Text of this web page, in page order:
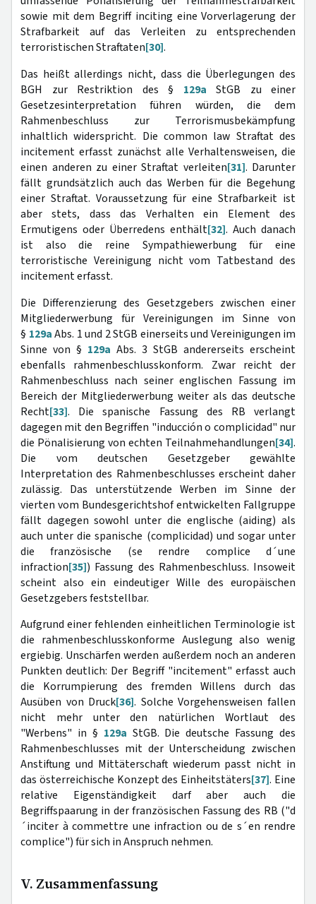
sowie mit dem Begriff inciting eine Vorverlagerung der
Strafbarkeit auf das Verleiten zu entsprechenden
terroristischen Straftaten[30].
Das heißt allerdings nicht, dass die Überlegungen des
BGH zur Restriktion des § 129a StGB zu einer
Gesetzesinterpretation führen würden, die dem
Rahmenbeschluss zur Terrorismusbekämpfung
inhaltlich widerspricht. Die common law Straftat des
incitement erfasst zunächst alle Verhaltensweisen, die
einen anderen zu einer Straftat verleiten[31]. Darunter
fällt grundsätzlich auch das Werben für die Begehung
einer Straftat. Voraussetzung für eine Strafbarkeit ist
aber stets, dass das Verhalten ein Element des
Ermutigens oder Überredens enthält[32]. Auch danach
ist also die reine Sympathiewerbung für eine
terroristische Vereinigung nicht vom Tatbestand des
incitement erfasst.
Die Differenzierung des Gesetzgebers zwischen einer
Mitgliederwerbung für Vereinigungen im Sinne von
§ 129aAbs. 1 und 2 StGB einerseits und Vereinigungen im
Sinne von § 129a Abs. 3 StGB andererseits erscheint
ebenfalls rahmenbeschlusskonform. Zwar reicht der
Rahmenbeschluss nach seiner englischen Fassung im
Bereich der Mitgliederwerbung weiter als das deutsche
Recht[33]. Die spanische Fassung des RB verlangt
dagegen mit den Begriffen "inducción o complicidad" nur
die Pönalisierung von echten Teilnahmehandlungen[34].
Die vom deutschen Gesetzgeber gewählte
Interpretation des Rahmenbeschlusses erscheint daher
zulässig. Das unterstützende Werben im Sinne der
vierten vom Bundesgerichtshof entwickelten Fallgruppe
fällt dagegen sowohl unter die englische (aiding) als
auch unter die spanische (complicidad) und sogar unter
die französische (se rendre complice d´une
infraction[35]) Fassung des Rahmenbeschluss. Insoweit
scheint also ein eindeutiger Wille des europäischen
Gesetzgebers feststellbar.
Aufgrund einer fehlenden einheitlichen Terminologie ist
die rahmenbeschlusskonforme Auslegung also wenig
ergiebig. Unschärfen werden außerdem noch an anderen
Punkten deutlich: Der Begriff "incitement" erfasst auch
die Korrumpierung des fremden Willens durch das
Ausüben von Druck[36]. Solche Vorgehensweisen fallen
nicht mehr unter den natürlichen Wortlaut des
"Werbens" in § 129a StGB. Die deutsche Fassung des
Rahmenbeschlusses mit der Unterscheidung zwischen
Anstiftung und Mittäterschaft wiederum passt nicht in
das österreichische Konzept des Einheitstäters[37]. Eine
relative Eigenständigkeit darf aber auch die
Begriffspaarung in der französischen Fassung des RB ("d
´inciter à commettre une infraction ou de s´en rendre
complice") für sich in Anspruch nehmen.
V. Zusammenfassung